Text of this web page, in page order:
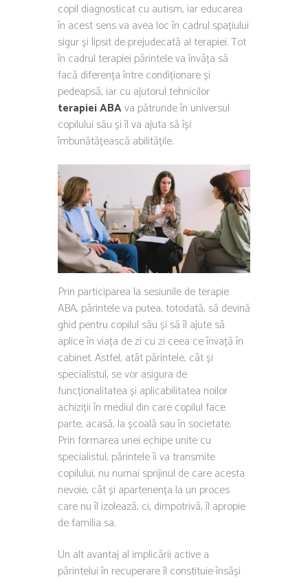
copil diagnosticat cu autism, iar educarea
în acest sens va avea loc în cadrul spațiului
sigur și lipsit de prejudecată al terapiei. Tot
în cadrul terapiei părintele va învăța să
facă diferența între condiționareși
pedeapsă, iar cu ajutorul tehnicilor
terapiei ABAva pătrunde în universul
copilului său și îl va ajuta să își
îmbunătățească abilitățile.
Prin participarea la sesiunile de terapie
ABA, părintele va putea, totodată, să devină
ghid pentru copilul său și să îl ajute să
aplice în viața de zi cu zi ceea ce învață în
cabinet. Astfel, atât părintele, cât și
specialistul, se vor asigura de
funcționalitatea și aplicabilitatea noilor
achiziții în mediul din care copilul face
parte, acasă, la școală sau în societate.
Prin formarea unei echipe unite cu
specialistul, părintele îi va transmite
copilului, nu numai sprijinul de care acesta
nevoie, cât și apartenența la un proces
care nu îl izolează, ci, dimpotrivă, îl apropie
de familia sa.
Un alt avantaj al implicării active a
părintelui în recuperare îl constituie însăși